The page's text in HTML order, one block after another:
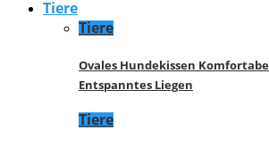
Tiere
Tiere
Ovales Hundekissen
Entspanntes Liegen
Tiere